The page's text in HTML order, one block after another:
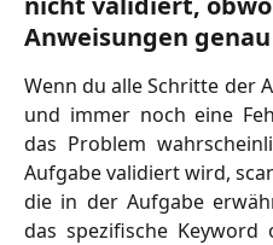
Anweisungen
Wenn du alle Schritte der
und immer noch eine
das Problem
Aufgabe validiert wird,
die in der Aufgabe
das spezifische